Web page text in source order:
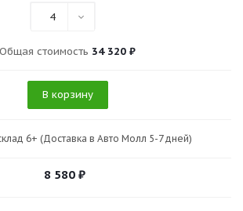
4
Общая стоимость 34 320 ₽
В корзину
6+ (Доставка в Авто Молл 5-7 дней)
8 580 ₽